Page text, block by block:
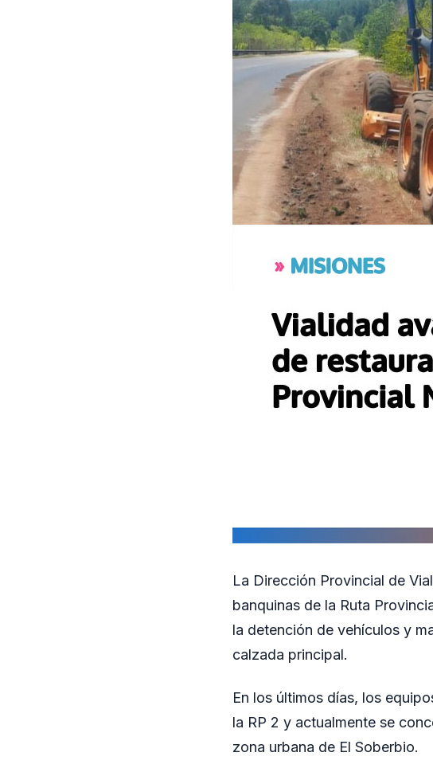
La Dirección Provincial de
banquinas de la Ruta
la detención de vehículos y
calzada principal.
En los últimos días, los
la RP 2 y actualmente se
zona urbana de El Soberbio.